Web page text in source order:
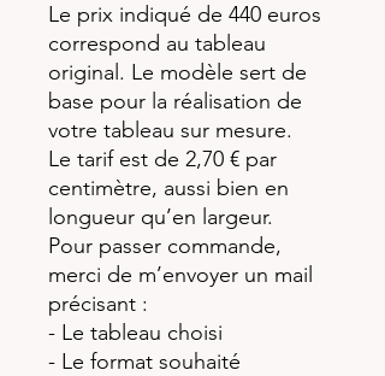
Le prix indiqué de 440 euros
correspond au tableau
original. Le modèle sert de
base pour la réalisation de
votre tableau sur mesure.
Le tarif est de 2,70 € par
centimètre, aussi bien en
longueur qu’en largeur.
Pour passer commande,
merci de m’envoyer un mail
précisant :
- Le tableau choisi
- Le format souhaité